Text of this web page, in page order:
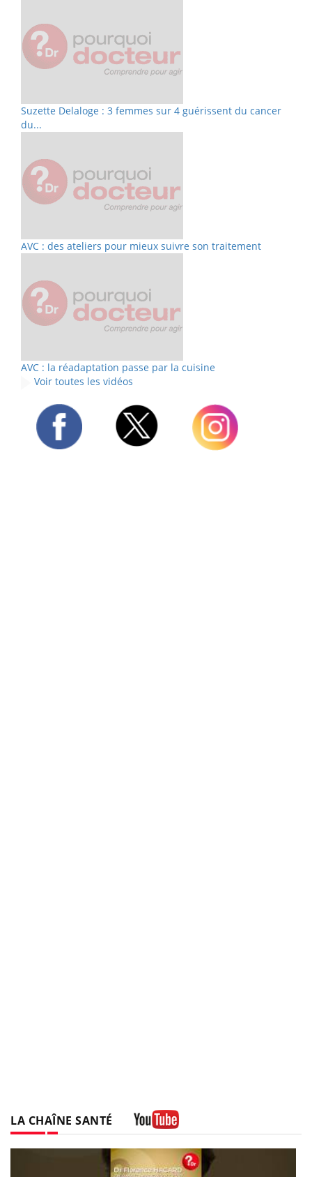
Suzette Delaloge : 3 femmes sur 4 guérissent du cancer
du...
AVC : des ateliers pour mieux suivre son traitement
AVC : la réadaptation passe par la cuisine
Voir toutes les vidéos
LA CHAÎNE SANTÉ